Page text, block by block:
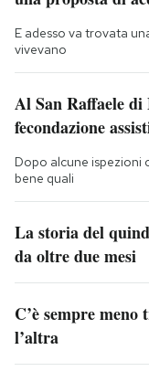
E adesso va trovata
vivevano
Al San Raffaele di
fecondazione
Dopo alcune ispezioni
bene quali
La storia del
da oltre due mesi
C’è sempre
l’altra